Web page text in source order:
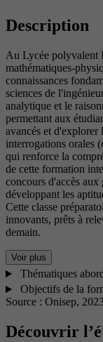
Description
Au Lycée polyvalent
mathématiques-
connaissances
sciences de
analytique et le
permettant aux
avancés et d'explorer
interrogations orales
qui renforce la
de cette formation
concours d'accès aux
développant les
Cette classe
innovants, prêts à
demain.
Voir plus
Thématiques
Objectifs de la
Source : Onisep,
Découvrir